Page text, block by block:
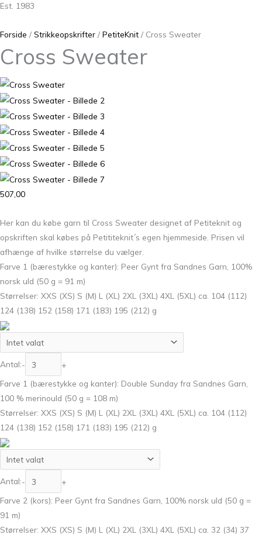
Est. 1983
Forside / Strikkeopskrifter / PetiteKnit / Cross Sweater
Cross Sweater
507,00
Her kan du købe garn til Cross Sweater designet af Petiteknit og
opskriften skal købes på Petititeknit´s egen hjemmeside. Prisen vil
afhænge af hvilke størrelse du vælger.
Farve 1 (bærestykke og kanter): Peer Gynt fra Sandnes Garn, 100%
norsk uld (50 g = 91 m)
Størrelser: XXS (XS) S (M) L (XL) 2XL (3XL) 4XL (5XL) ca. 104 (112)
124 (138) 152 (158) 171 (183) 195 (212) g
Antal:-
+
Farve 1 (bærestykke og kanter): Double Sunday fra Sandnes Garn,
100 % merinould (50 g = 108 m)
Størrelser: XXS (XS) S (M) L (XL) 2XL (3XL) 4XL (5XL) ca. 104 (112)
124 (138) 152 (158) 171 (183) 195 (212) g
Antal:-
+
Farve 2 (kors): Peer Gynt fra Sandnes Garn, 100% norsk uld (50 g =
91 m)
Størrelser: XXS (XS) S (M) L (XL) 2XL (3XL) 4XL (5XL) ca. 32 (34) 37